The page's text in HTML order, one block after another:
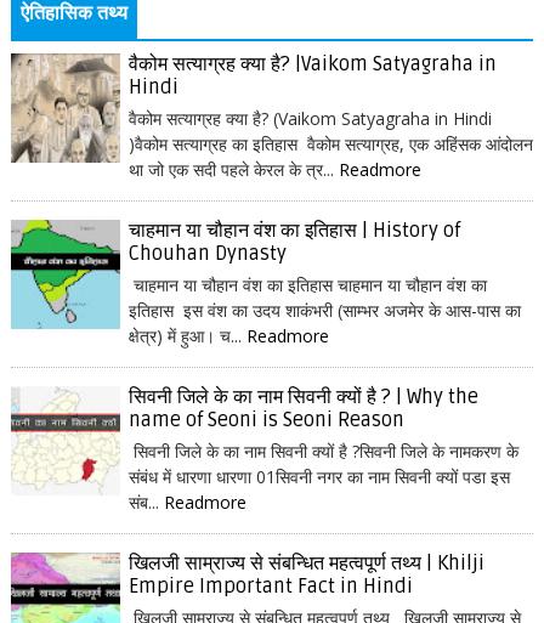
ऐतिहासिक तथ्य
वैकोम सत्याग्रह क्या है? |Vaikom Satyagraha in
Hindi
वैकोम सत्याग्रह क्या है? (Vaikom Satyagraha in Hindi
)वैकोम सत्याग्रह का इतिहास वैकोम सत्याग्रह, एक अहिंसक आंदोलन
था जो एक सदी पहले केरल के त्र... Readmore
चाहमान या चौहान वंश का इतिहास | History of
Chouhan Dynasty
चाहमान या चौहान वंश का इतिहास चाहमान या चौहान वंश का
इतिहास इस वंश का उदय शाकंभरी (साम्भर अजमेर के आस-पास का
क्षेत्र) में हुआ। च... Readmore
सिवनी जिले के का नाम सिवनी क्यों है ? | Why the
name of Seoni is Seoni Reason
सिवनी जिले के का नाम सिवनी क्यों है ?सिवनी जिले के नामकरण के
संबंध में धारणा धारणा 01सिवनी नगर का नाम सिवनी क्यों पडा इस
संब... Readmore
खिलजी साम्राज्य से संबन्धित महत्वपूर्ण तथ्य | Khilji
Empire Important Fact in Hindi
खिलजी साम्राज्य से संबन्धित महत्वपूर्ण तथ्य खिलजी साम्राज्य से